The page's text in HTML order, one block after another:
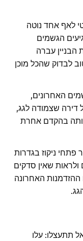
לאף אחד נוטה
הגשמים
עברה
לבדוק שהכל מוכן
האחרונים,
דירה שצמודה לגג,
בהקדם אחרת
פתחי ניקוז בגדרות
שאין סדקים
ההזדמנות האחרונה
תתעצלו: עלו